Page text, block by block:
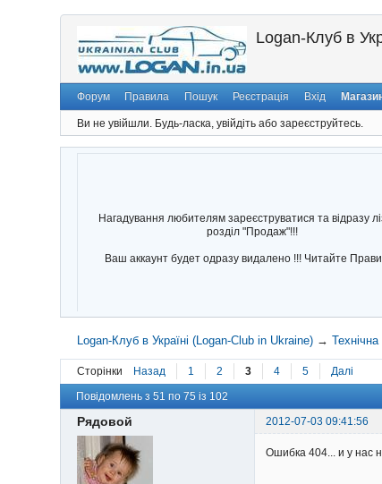
Logan-Клуб в
Форум Правила Пошук Реєстрація Вхід
Ви не увійшли. Будь-ласка, увійдіть або зареєструйтесь.
Нагадування любителям зареєструватися та відразу
розділ "Продаж"!!!
Ваш аккаунт будет одразу видалено !!! Читайте
Logan-Клуб в Україні (Logan-Club in Ukraine) →
Сторінки Назад 1 2 3 4 5 Далі
Повідомлень з 51 по 75 із 102
Рядовой 2012-07-03 09:41:56
Ошибка 404... и у нас